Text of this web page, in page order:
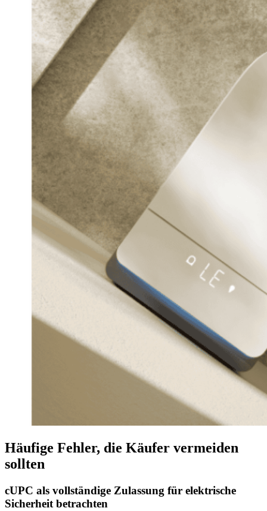
Häufige Fehler, die Käufer vermeiden
sollten
cUPC als vollständige Zulassung für elektrische
Sicherheit betrachten